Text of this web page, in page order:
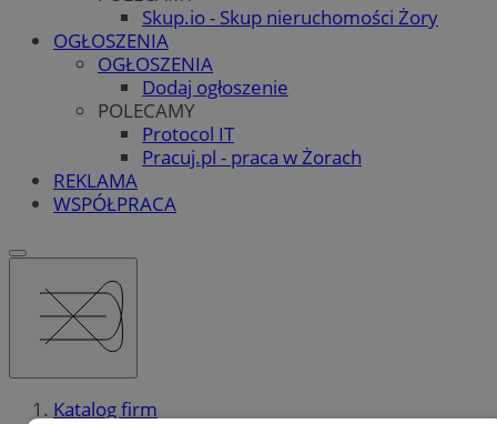
Skup.io - Skup nieruchomości Żory
OGŁOSZENIA
OGŁOSZENIA
Dodaj ogłoszenie
POLECAMY
Protocol IT
Pracuj.pl - praca w Żorach
REKLAMA
WSPÓŁPRACA
Katalog firm